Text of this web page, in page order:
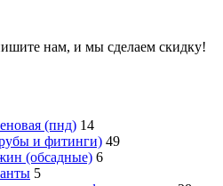
нам, и мы сделаем скидку!
(пнд) 14
и фитинги) 49
(обсадные) 6
5